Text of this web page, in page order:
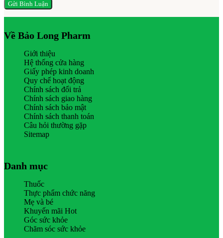
Về Bảo Long Pharm
Giới thiệu
Hệ thống cửa hàng
Giấy phép kinh doanh
Quy chế hoạt động
Chính sách đổi trả
Chính sách giao hàng
Chính sách bảo mật
Chính sách thanh toán
Câu hỏi thường gặp
Sitemap
Danh mục
Thuốc
Thực phẩm chức năng
Mẹ và bé
Khuyến mãi Hot
Góc sức khỏe
Chăm sóc sức khỏe